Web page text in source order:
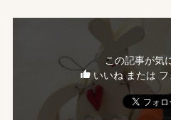
この記事が気
いいね または フ